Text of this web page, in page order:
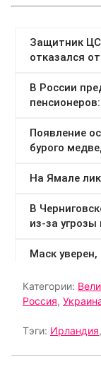
Категории:
Россия,
Тэги: Ирландия,